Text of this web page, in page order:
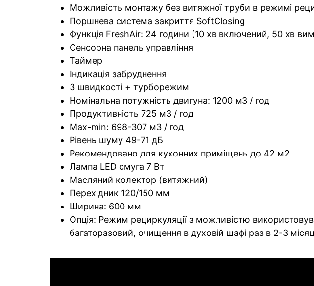
Можливість монтажу без витяжної труби в режимі
Поршнева система закриття SoftClosing
Функція FreshAir: 24 години (10 хв включений, 50 хв
Сенсорна панель управління
Таймер
Індикація забруднення
3 швидкості + турборежим
Номінальна потужність двигуна: 1200 м3 / год
Продуктивність 725 м3 / год
Max-min: 698-307 м3 / год
Рівень шуму 49-71 дБ
Рекомендовано для кухонних приміщень до 42 м2
Лампа LED смуга 7 Вт
Масляний колектор (витяжний)
Перехідник 120/150 мм
Ширина: 600 мм
Опція: Режим рециркуляції з можливістю
багаторазовий, очищення в духовій шафі раз в 2-3